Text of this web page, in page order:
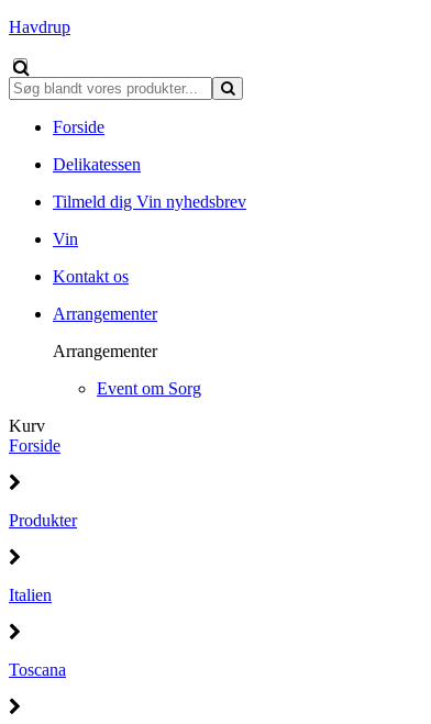
Havdrup
Forside
Delikatessen
Tilmeld dig Vin nyhedsbrev
Vin
Kontakt os
Arrangementer
Arrangementer
Event om Sorg
Kurv
Forside
Produkter
Italien
Toscana